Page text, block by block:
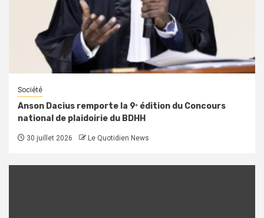
Société
Anson Dacius remporte la 9ᵉ édition du Concours
national de plaidoirie du BDHH
30 juillet 2026 Le Quotidien News